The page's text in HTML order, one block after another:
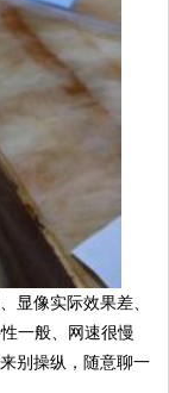
显像实际效果差、
一般、网速很慢
别操纵，随意聊一